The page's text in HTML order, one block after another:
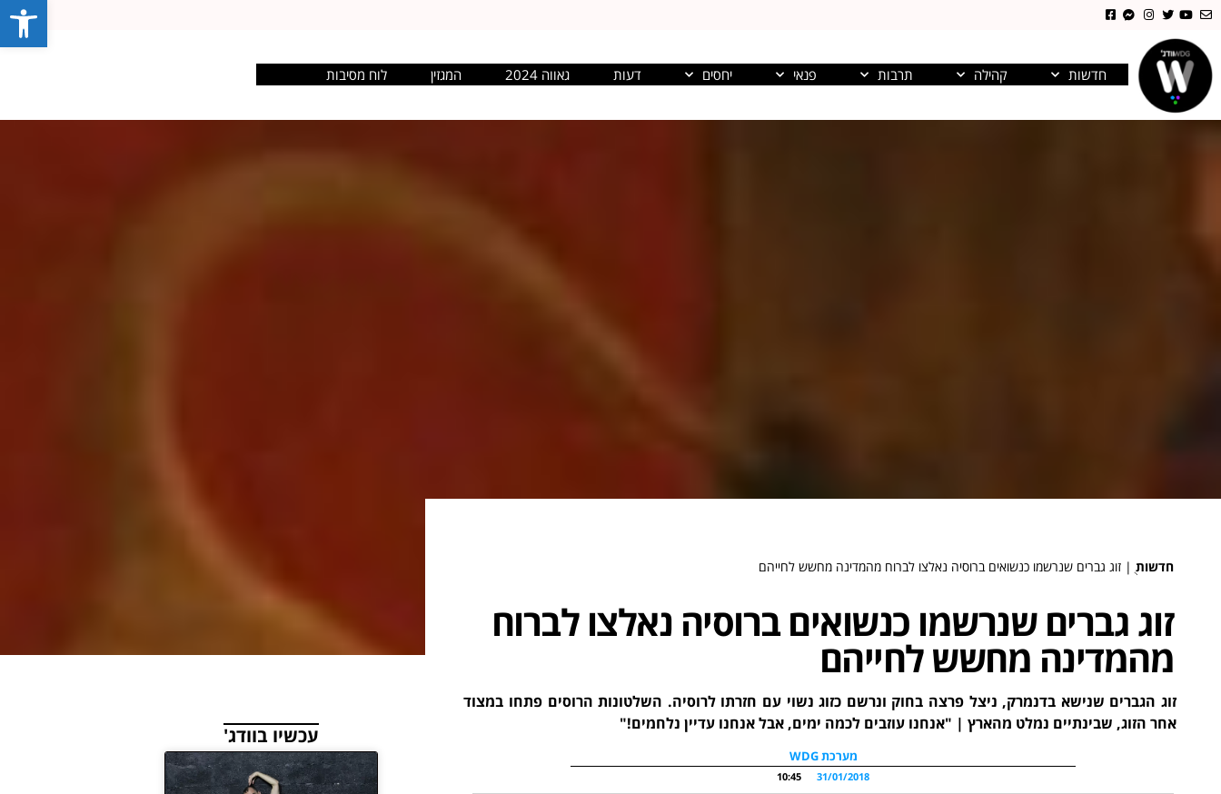
חדשות קהילה תרבות פנאי יחסים דעות גאווה 2024 המגזין לוח מסיבות
חדשות ֻ| זוג גברים שנרשמו כנשואים ברוסיה נאלצו לברוח מהמדינה מחשש לחייהם
זוג גברים שנרשמו כנשואים ברוסיה נאלצו לברוח
מהמדינה מחשש לחייהם
זוג הגברים שנישא בדנמרק, ניצל פרצה בחוק ונרשם כזוג נשוי עם חזרתו לרוסיה. השלטונות הרוסים פתחו במצוד
אחר הזוג, שבינתיים נמלט מהארץ | "אנחנו עוזבים לכמה ימים, אבל אנחנו עדיין נלחמים!"
מערכת WDG
31/01/2018
10:45
עכשיו בוודג'